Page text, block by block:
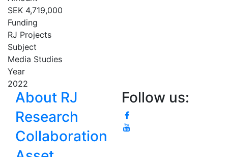
SEK 4,719,000
Funding
RJ Projects
Subject
Media Studies
Year
2022
About RJ
Research
Collaboration
Follow us: